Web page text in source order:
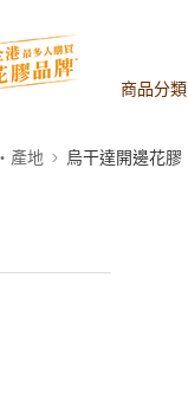
商品分類
產地 烏干達開邊花膠